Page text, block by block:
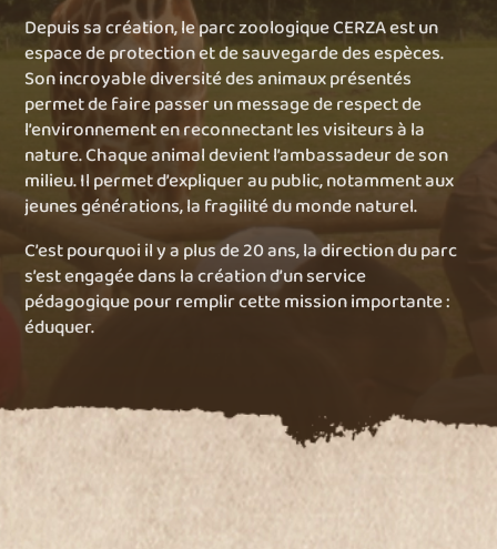
Depuis sa création, le parc zoologique CERZA est un
espace de protection et de sauvegarde des espèces.
Son incroyable diversité des animaux présentés
permet de faire passer un message de respect de
l’environnement en reconnectant les visiteurs à la
nature. Chaque animal devient l’ambassadeur de son
milieu. Il permet d’expliquer au public, notamment aux
jeunes générations, la fragilité du monde naturel.
C’est pourquoi il y a plus de 20 ans, la direction du parc
s’est engagée dans la création d’un service
pédagogique pour remplir cette mission importante :
éduquer.